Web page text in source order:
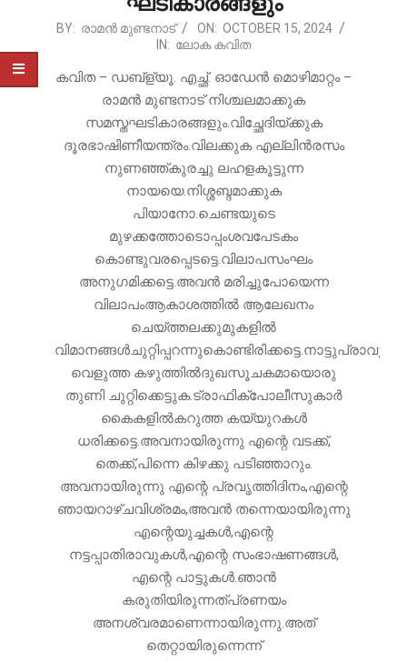
2024-
15
BY: രാമൻ മുണ്ടനാട് ON: OCTOBER 15, 2024
IN: ലോക കവിത
കവിത – ഡബ്‌ള്യൂ. എച്ഛ്. ഓഡേൻ മൊഴിമാറ്റം –
രാമൻ മുണ്ടനാട് നിശ്ചലമാക്കുക
സമസ്തഘടികാരങ്ങളും.വിച്ഛേദിയ്ക്കുക
ദൂരഭാഷിണീയന്ത്രം.വിലക്കുക എല്ലിൻരസം
നുണഞ്ഞ്കുരച്ചു ലഹളകൂട്ടുന്ന
നായയെ.നിശ്ശബ്ദമാക്കുക
പിയാനോ.ചെണ്ടയുടെ
മുഴക്കത്തോടൊപ്പംശവപേടകം
കൊണ്ടുവരപ്പെടട്ടെ.വിലാപസംഘം
അനുഗമിക്കട്ടെ.അവൻ മരിച്ചുപോയെന്ന
വിലാപംആകാശത്തിൽ ആലേഖനം
ചെയ്ത്തലക്കുമുകളിൽ
വെളുത്ത കഴുത്തിൽദുഖസൂചകമായൊരു
തുണി ചുറ്റിക്കെട്ടുക.ട്രാഫിക്‌പോലീസുകാർ
കൈകളിൽകറുത്ത കയ്യുറകൾ
ധരിക്കട്ടെ.അവനായിരുന്നു എന്റെ വടക്ക്,
തെക്ക്,പിന്നെ കിഴക്കു പടിഞ്ഞാറും.
അവനായിരുന്നു എന്റെ പ്രവൃത്തിദിനം,എന്റെ
ഞായറാഴ്ചവിശ്രമം,അവൻ തന്നെയായിരുന്നു
എന്റെയുച്ചകൾ,എന്റെ
നട്ടപ്പാതിരാവുകൾ,എന്റെ സംഭാഷണങ്ങൾ,
എന്റെ പാട്ടുകൾ.ഞാൻ
കരുതിയിരുന്നത്പ്രണയം
അനശ്വരമാണെന്നായിരുന്നു.അത്
തെറ്റായിരുന്നെന്ന്